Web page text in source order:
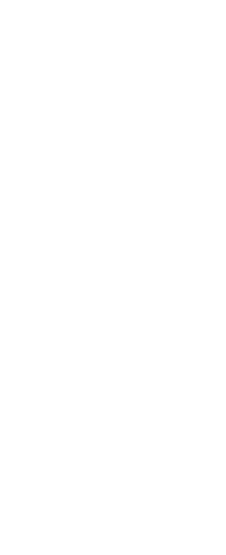
は、平日は20時ま
）